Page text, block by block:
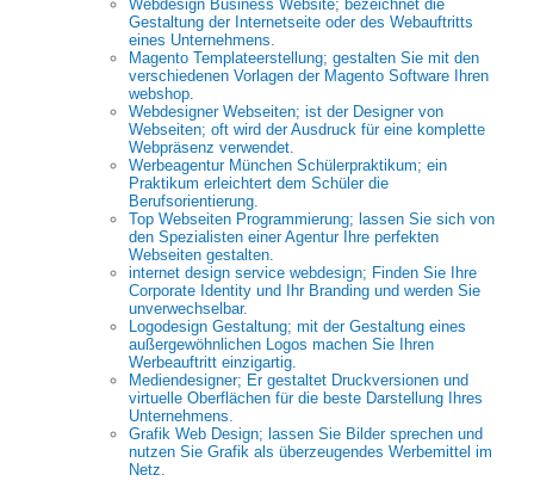
Webdesign Business Website; bezeichnet die
Gestaltung der Internetseite oder des Webauftritts
eines Unternehmens.
Magento Templateerstellung; gestalten Sie mit den
verschiedenen Vorlagen der Magento Software Ihren
webshop.
Webdesigner Webseiten; ist der Designer von
Webseiten; oft wird der Ausdruck für eine komplette
Webpräsenz verwendet.
Werbeagentur München Schülerpraktikum; ein
Praktikum erleichtert dem Schüler die
Berufsorientierung.
Top Webseiten Programmierung; lassen Sie sich von
den Spezialisten einer Agentur Ihre perfekten
Webseiten gestalten.
internet design service webdesign; Finden Sie Ihre
Corporate Identity und Ihr Branding und werden Sie
unverwechselbar.
Logodesign Gestaltung; mit der Gestaltung eines
außergewöhnlichen Logos machen Sie Ihren
Werbeauftritt einzigartig.
Mediendesigner; Er gestaltet Druckversionen und
virtuelle Oberflächen für die beste Darstellung Ihres
Unternehmens.
Grafik Web Design; lassen Sie Bilder sprechen und
nutzen Sie Grafik als überzeugendes Werbemittel im
Netz.